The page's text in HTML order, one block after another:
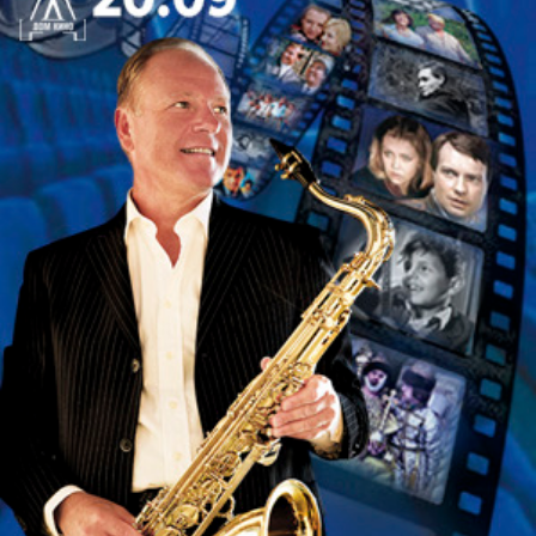
Визуальное решение постановки – отказ от
конкретики. Режиссер убирает узнаваемые
приметы советской эпохи, оставляя лишь, по её
собственным словам, «кусочек планеты, который
люди сами себе создали, и пытаются на нём
ужиться». Пространство спектакля намеренно
опустошено, и главными действующими лицами
наряду с актерами становятся старые
деревянные стулья.
Режиссер Екатерина Симонова о спектакле: «Я
предлагаю порассуждать о людях в принципе, о
любви, о том, как больно мы делаем друг другу
иногда, встречаясь, о том, как иногда мы
неумело молчим, когда надо сказать: «Я люблю
тебя». Но почему мы этого не делаем –
непонятно, а когда говорим, оказывается,
поздно. И жестокость друг к другу, она порой
просто нами не замечена».